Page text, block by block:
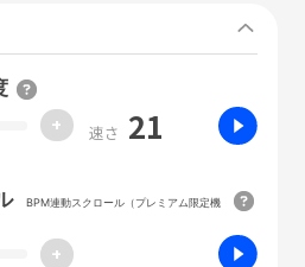
+ 速さ 21
BPM連動スクロール（プレミアム限定機
+